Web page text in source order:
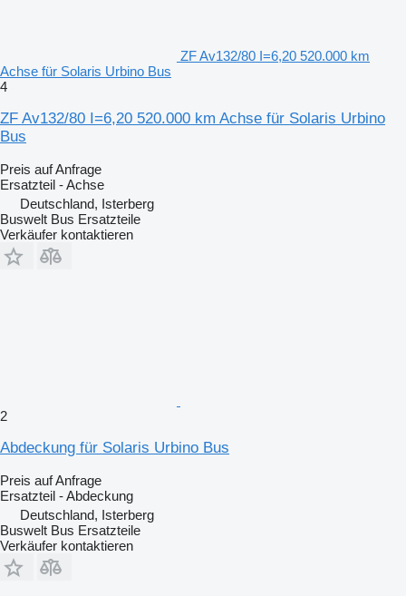
ZF Av132/80 I=6,20 520.000 km
Achse für Solaris Urbino Bus
4
ZF Av132/80 I=6,20 520.000 km Achse für Solaris Urbino
Bus
Preis auf Anfrage
Ersatzteil - Achse
Deutschland, Isterberg
Buswelt Bus Ersatzteile
Verkäufer kontaktieren
2
Abdeckung für Solaris Urbino Bus
Preis auf Anfrage
Ersatzteil - Abdeckung
Deutschland, Isterberg
Buswelt Bus Ersatzteile
Verkäufer kontaktieren